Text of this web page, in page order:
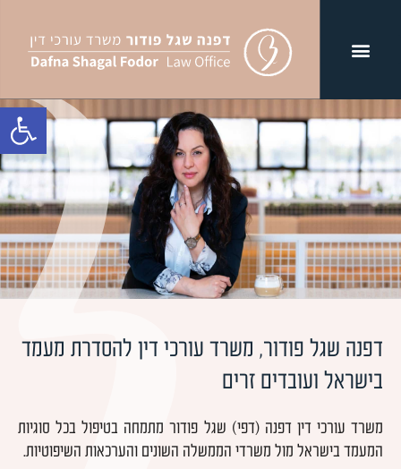
פתח סרגל
דפנה שגל פודור, משרד עורכי דין להסדרת מעמד
בישראל ועובדים זרים​​
משרד עורכי דין דפנה (דפי) שגל פודור מתמחה בטיפול בכל סוגיות
המעמד בישראל מול משרדי הממשלה השונים והערכאות השיפוטיות.